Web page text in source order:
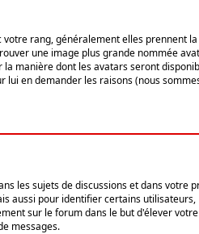
rang, généralement elles prennent
une image plus grande nommée
manière dont les avatars seront
lui en demander les raisons (nous
les sujets de discussions et dans votre
aussi pour identifier certains utilisateurs,
sur le forum dans le but d'élever
messages.